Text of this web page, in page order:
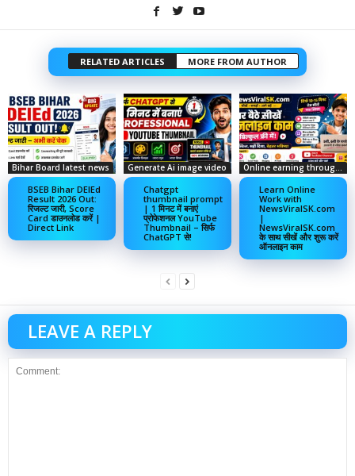
RELATED ARTICLES MORE FROM AUTHOR
Bihar Board latest news
BSEB Bihar DElEd
Result 2026 Out:
रिजल्ट जारी, Score
Card डाउनलोड करें |
Direct Link
Generate Ai image video
Chatgpt
thumbnail prompt
| 1 मिनट में बनाएं
प्रोफेशनल YouTube
Thumbnail – सिर्फ
ChatGPT से!
Online earning through social media
Learn Online
Work with
NewsViralSK.com
|
NewsViralSK.com
के साथ सीखें और शुरू करें
ऑनलाइन काम
LEAVE A REPLY